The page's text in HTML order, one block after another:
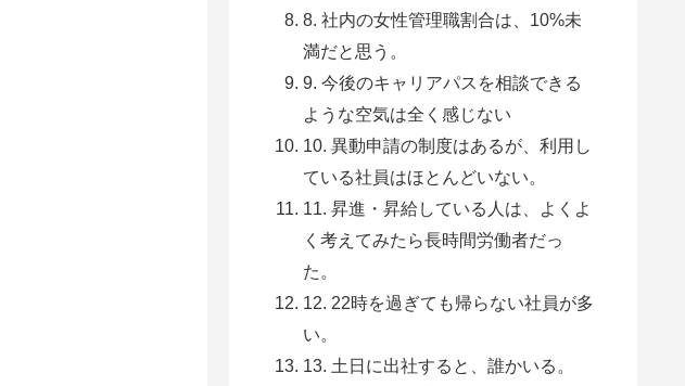
8. 社内の女性管理職割合は、10%未
満だと思う。
9. 今後のキャリアパスを相談できる
ような空気は全く感じない
10. 異動申請の制度はあるが、利用し
ている社員はほとんどいない。
11. 昇進・昇給している人は、よくよ
く考えてみたら長時間労働者だっ
た。
12. 22時を過ぎても帰らない社員が多
い。
13. 土日に出社すると、誰かいる。